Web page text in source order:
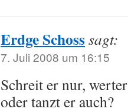
Erdge Schosssagt:
7. Juli 2008 um 16:15
Schreit er nur,
oder tanzt er auch?